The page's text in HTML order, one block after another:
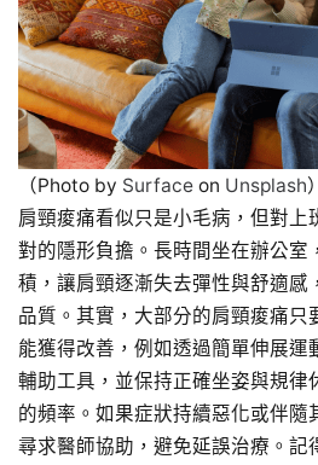
（Photo by Surface on Unsplash）
肩頸痠痛看似只是小毛病，但對上
對的隱形負擔。長時間坐在辦公室
積，讓肩頸逐漸失去彈性與舒適感
品質。其實，大部分的肩頸痠痛只
能獲得改善，例如透過簡單伸展運
輔助工具，並保持正確坐姿與規律
的頻率。如果症狀持續惡化或伴隨
尋求醫師協助，避免延誤治療。記